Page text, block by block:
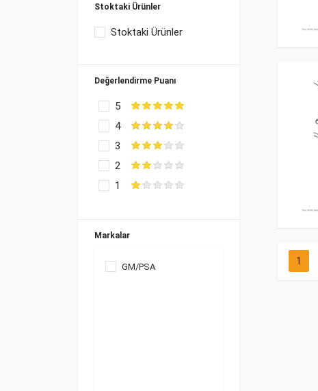
Stoktaki Ürünler
Stoktaki Ürünler
Değerlendirme Puanı
5
4
3
2
1
Markalar
GM/PSA 1